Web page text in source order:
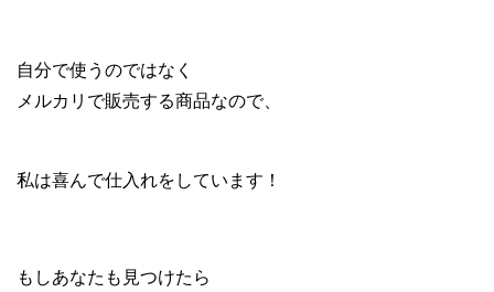
自分で使うのではなく
メルカリで販売する商品なので、
私は喜んで仕入れをしています！
もしあなたも見つけたら